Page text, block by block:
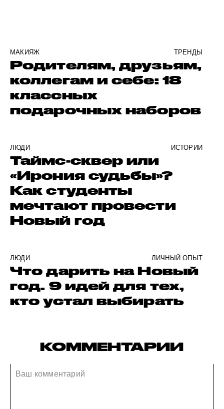
МАКИЯЖ ТРЕНДЫ
Родителям, друзьям,
коллегам и себе: 18
классных
подарочных наборов
ЛЮДИ ИСТОРИИ
Таймс-сквер или
«Ирония судьбы»?
Как студенты
мечтают провести
Новый год
ЛЮДИ ЛИЧНЫЙ ОПЫТ
Что дарить на Новый
год. 9 идей для тех,
кто устал выбирать
КОММЕНТАРИИ